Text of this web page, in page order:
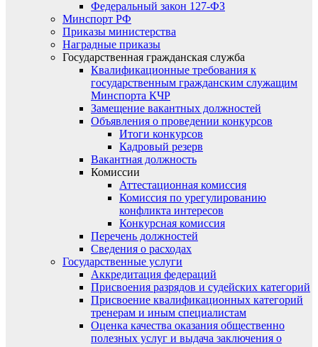
Федеральный закон 127-ФЗ
Минспорт РФ
Приказы министерства
Наградные приказы
Государственная гражданская служба
Квалификационные требования к
государственным гражданским служащим
Минспорта КЧР
Замещение вакантных должностей
Объявления о проведении конкурсов
Итоги конкурсов
Кадровый резерв
Вакантная должность
Комиссии
Аттестационная комиссия
Комиссия по урегулированию
конфликта интересов
Конкурсная комиссия
Перечень должностей
Сведения о расходах
Государственные услуги
Аккредитация федераций
Присвоения разрядов и судейских категорий
Присвоение квалификационных категорий
тренерам и иным специалистам
Оценка качества оказания общественно
полезных услуг и выдача заключения о